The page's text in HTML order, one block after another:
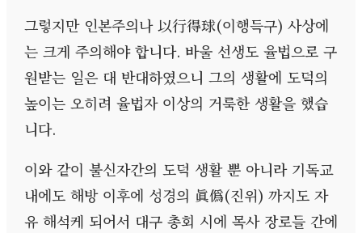
그렇지만 인본주의나 以行得球(이행득구) 사상에
는 크게 주의해야 합니다. 바울 선생도 율법으로 구
원받는 일은 대 반대하였으니 그의 생활에 도덕의
높이는 오히려 율법자 이상의 거룩한 생활을 했습
니다.
이와 같이 불신자간의 도덕 생활 뿐 아니라 기독교
내에도 해방 이후에 성경의 眞僞(진위) 까지도 자
유 해석케 되어서 대구 총회 시에 목사 장로들 간에